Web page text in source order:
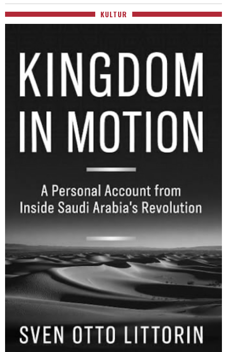
KULTUR